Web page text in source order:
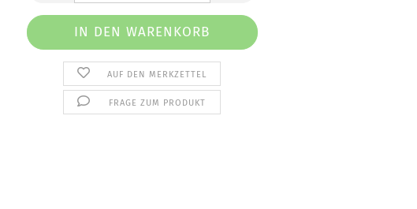
AUF DEN MERKZETTEL
FRAGE ZUM PRODUKT